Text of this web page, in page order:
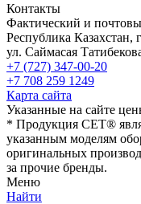
Контакты
Фактический и
Республика
ул. Саймасая
+7 (727) 347-00-20
+7 708 259 1249
Карта сайта
Указанные на сайте
* Продукция СЕТ®
указанным моделям
оригинальных
за прочие бренды.
Меню
Найти